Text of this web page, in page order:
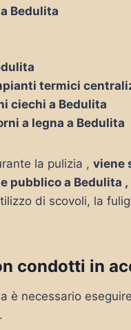
Bedulita
termici
ciechi a Bedulita
a legna a Bedulita
la pulizia , viene
pubblico a Bedulita ,
di scovoli, la
condotti in
è necessario